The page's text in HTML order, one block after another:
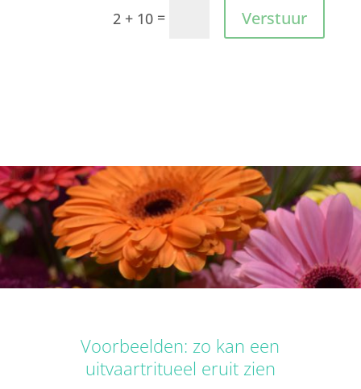
2 + 10 = Verstuur
Voorbeelden: zo kan een
uitvaartritueel eruit zien